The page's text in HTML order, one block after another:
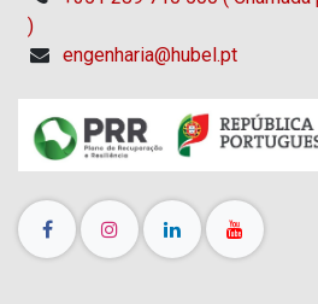
)
engenharia@hubel.pt